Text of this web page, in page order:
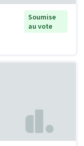
Soumise
au vote